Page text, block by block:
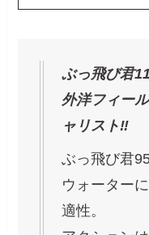
ぶっ飛び君
外洋フィー
ャリスト‼️
ぶっ飛び君
ウォーター
適性。